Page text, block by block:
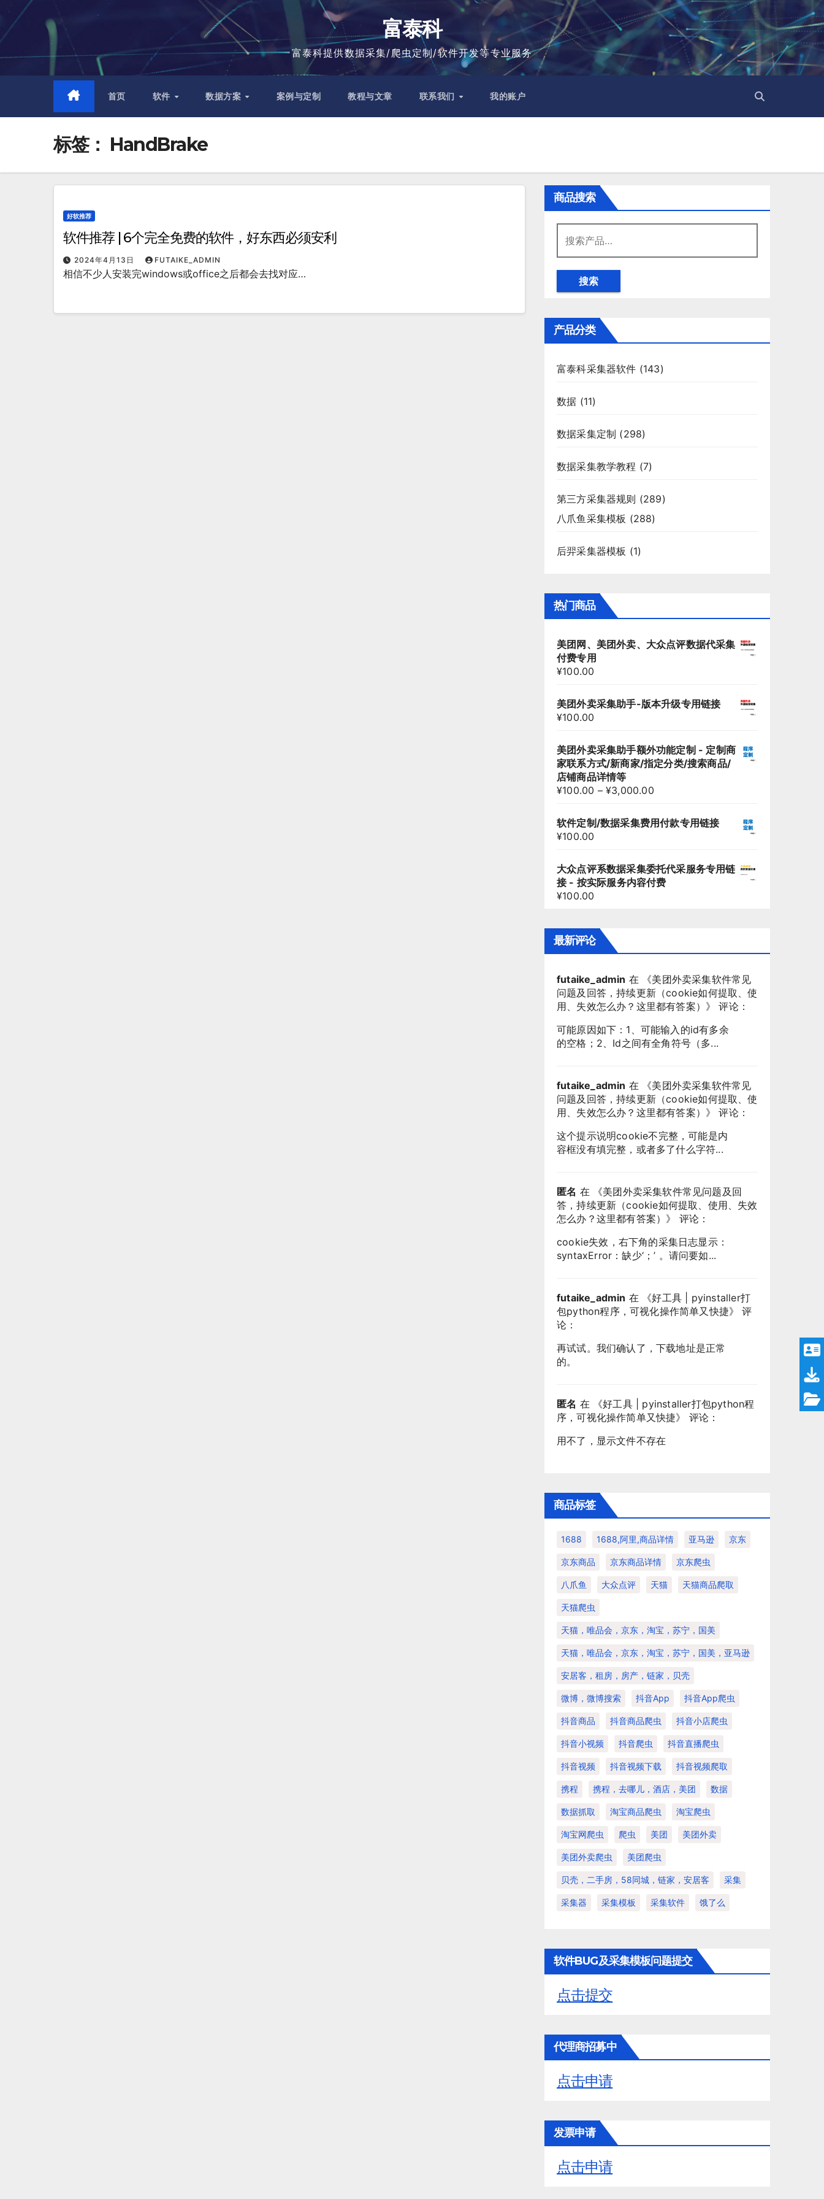
内
富泰科
富泰科提供数据采集/爬虫定制/软件开发等专业服务
首页 软件 数据方案 案例与定制 教程与文章 联系我们 我的账户
标签： HandBrake
好软推荐
软件推荐 | 6个完全免费的软件，好东西必须安利
2024年4月13日 FUTAIKE_ADMIN
相信不少人安装完windows或office之后都会去找对应…
商品搜索
索：
搜索
产品分类
富泰科采集器软件 (143)
数据 (11)
数据采集定制 (298)
数据采集教学教程 (7)
第三方采集器规则 (289)
八爪鱼采集模板 (288)
后羿采集器模板 (1)
热门商品
美团网、美团外卖、大众点评数据代采集
付费专用
¥100.00
美团外卖采集助手-版本升级专用链接
¥100.00
美团外卖采集助手额外功能定制 - 定制商
家联系方式/新商家/指定分类/搜索商品/
店铺商品详情等
¥100.00 –¥3,000.00
软件定制/数据采集费用付款专用链接
¥100.00
大众点评系数据采集委托代采服务专用链
接 - 按实际服务内容付费
¥100.00
最新评论
futaike_admin 在 《美团外卖采集软件常见
问题及回答，持续更新（cookie如何提取、使
用、失效怎么办？这里都有答案） 》 评论：
可能原因如下：1、可能输入的id有多余
的空格；2、Id之间有全角符号（多...
futaike_admin 在 《美团外卖采集软件常见
问题及回答，持续更新（cookie如何提取、使
用、失效怎么办？这里都有答案） 》 评论：
这个提示说明cookie不完整，可能是内
容框没有填完整，或者多了什么字符...
匿名 在 《美团外卖采集软件常见问题及回
答，持续更新（cookie如何提取、使用、失效
怎么办？这里都有答案） 》 评论：
cookie失效，右下角的采集日志显示：
syntaxError：缺少‘；’ 。请问要如...
futaike_admin 在 《好工具 | pyinstaller打
包python程序，可视化操作简单又快捷》 评
论：
再试试。我们确认了，下载地址是正常
的。
匿名 在 《好工具 | pyinstaller打包python程
序，可视化操作简单又快捷》 评论：
用不了，显示文件不存在
商品标签
1688 1688,阿里,商品详情 亚马逊 京东
京东商品 京东商品详情 京东爬虫
八爪鱼 大众点评 天猫 天猫商品爬取
天猫爬虫
天猫，唯品会，京东，淘宝，苏宁，国美
天猫，唯品会，京东，淘宝，苏宁，国美，亚马逊
安居客，租房，房产，链家，贝壳
微博，微博搜索 抖音app 抖音app爬虫
抖音商品 抖音商品爬虫 抖音小店爬虫
抖音小视频 抖音爬虫 抖音直播爬虫
抖音视频 抖音视频下载 抖音视频爬取
携程 携程，去哪儿，酒店，美团 数据
数据抓取 淘宝商品爬虫 淘宝爬虫
淘宝网爬虫 爬虫 美团 美团外卖
美团外卖爬虫 美团爬虫
贝壳，二手房，58同城，链家，安居客 采集
采集器 采集模板 采集软件 饿了么
软件BUG及采集模板问题提交
点击提交
代理商招募中
点击申请
发票申请
点击申请